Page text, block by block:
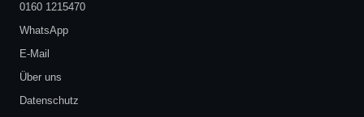
0160 1215470
WhatsApp
E-Mail
Über uns
Datenschutz